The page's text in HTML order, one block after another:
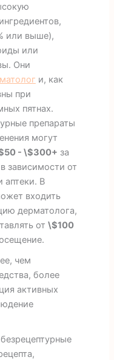
или выше),
или
Они
и, как
при
пятнах.
препараты
могут
- \$300+ за
зависимости от
аптеки. В
входить
дерматолога,
от \$100
чем
более
активных